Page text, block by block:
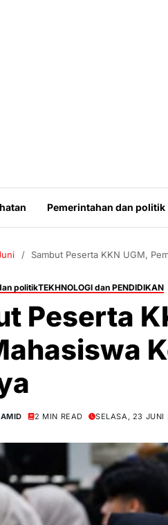
Pemerintahan dan politik
Sambut Peserta KKN UGM,
politikTEKHNOLOGI dan PENDIDIKAN
Peserta
2 MIN READ SELASA, 23 JUNI